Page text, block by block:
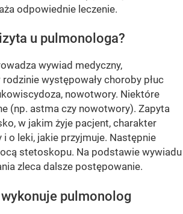
odpowiednie leczenie.
u pulmonologa?
wywiad medyczny,
występowały choroby płuc
nowotwory. Niektóre
(np. astma czy nowotwory). Zapyta
w jakim żyje pacjent, charakter
o leki, jakie przyjmuje. Następnie
stetoskopu. Na podstawie wywiadu
zleca dalsze postępowanie.
pulmonolog